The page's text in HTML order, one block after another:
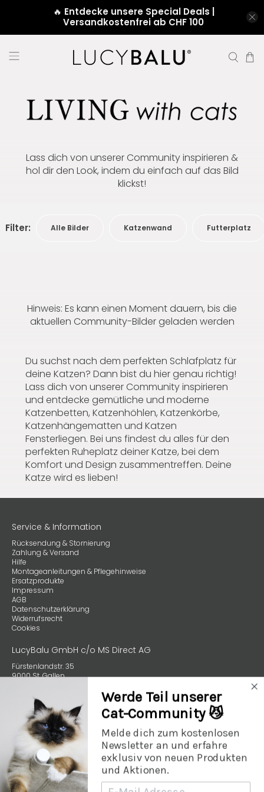
🔥 Entdecke unsere Special Deals |
Versandkostenfrei ab CHF 100
Lass dich von unserer Community inspirieren &
hol dir den Look, indem du einfach auf das Bild
klickst!
Filter: Alle Bilder Katzenwand Futterplatz
Hinweis: Es kann einen Moment dauern, bis die
aktuellen Community-Bilder geladen werden
Du suchst nach dem perfekten Schlafplatz für
deine Katzen? Dann bist du hier genau richtig!
Lass dich von unserer Community inspirieren
und entdecke gemütliche und moderne
Katzenbetten, Katzenhöhlen, Katzenkörbe,
Katzenhängematten und Katzen
Fensterliegen. Bei uns findest du alles für den
perfekten Ruheplatz deiner Katze, bei dem
Komfort und Design zusammentreffen. Deine
Katze wird es lieben!
Service & Information
Rücksendung & Stornierung
Zahlung & Versand
Hilfe
Montageanleitungen & Pflegehinweise
Ersatzprodukte
Impressum
AGB
Datenschutzerklärung
Widerrufsrecht
Cookies
LucyBalu GmbH c/o MS Direct AG
Fürstenlandstr. 35
9000 St. Gallen
Werde Teil unserer
Cat-Community 😼
Melde dich zum kostenlosen
Newsletter an und erfahre
exklusiv von neuen Produkten
und Aktionen.